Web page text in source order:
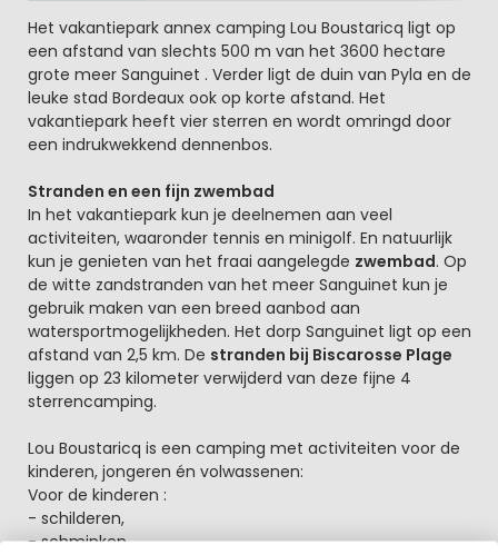
Beschrijving
Het vakantiepark annex camping Lou Boustaricq ligt op
een afstand van slechts 500 m van het 3600 hectare
grote meer Sanguinet . Verder ligt de duin van Pyla en de
leuke stad Bordeaux ook op korte afstand. Het
vakantiepark heeft vier sterren en wordt omringd door
een indrukwekkend dennenbos.
Stranden en een fijn zwembad
In het vakantiepark kun je deelnemen aan veel
activiteiten, waaronder tennis en minigolf. En natuurlijk
kun je genieten van het fraai aangelegde zwembad. Op
de witte zandstranden van het meer Sanguinet kun je
gebruik maken van een breed aanbod aan
watersportmogelijkheden. Het dorp Sanguinet ligt op een
afstand van 2,5 km. De stranden bij Biscarosse Plage
liggen op 23 kilometer verwijderd van deze fijne 4
sterrencamping.
Lou Boustaricq is een camping met activiteiten voor de
kinderen, jongeren én volwassenen:
Voor de kinderen :
- schilderen,
- schminken,